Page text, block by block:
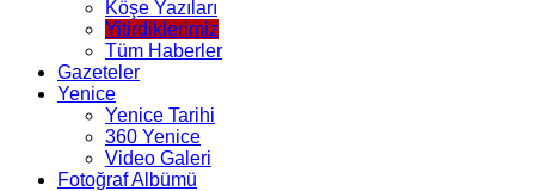
Köşe Yazıları
Yitirdiklerimiz
Tüm Haberler
Gazeteler
Yenice
Yenice Tarihi
360 Yenice
Video Galeri
Fotoğraf Albümü